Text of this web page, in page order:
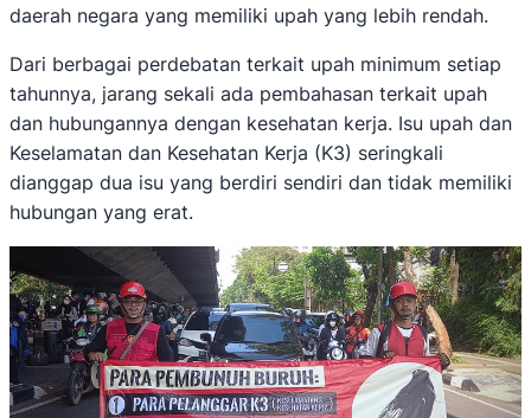
daerah negara yang memiliki upah yang lebih rendah.
Dari berbagai perdebatan terkait upah minimum setiap
tahunnya, jarang sekali ada pembahasan terkait upah
dan hubungannya dengan kesehatan kerja. Isu upah dan
Keselamatan dan Kesehatan Kerja (K3) seringkali
dianggap dua isu yang berdiri sendiri dan tidak memiliki
hubungan yang erat.